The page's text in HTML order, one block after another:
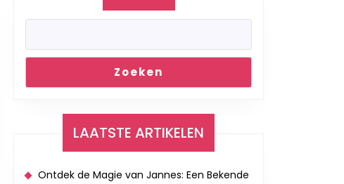
Zoeken
LAATSTE ARTIKELEN
Ontdek de Magie van Jannes: Een Bekende